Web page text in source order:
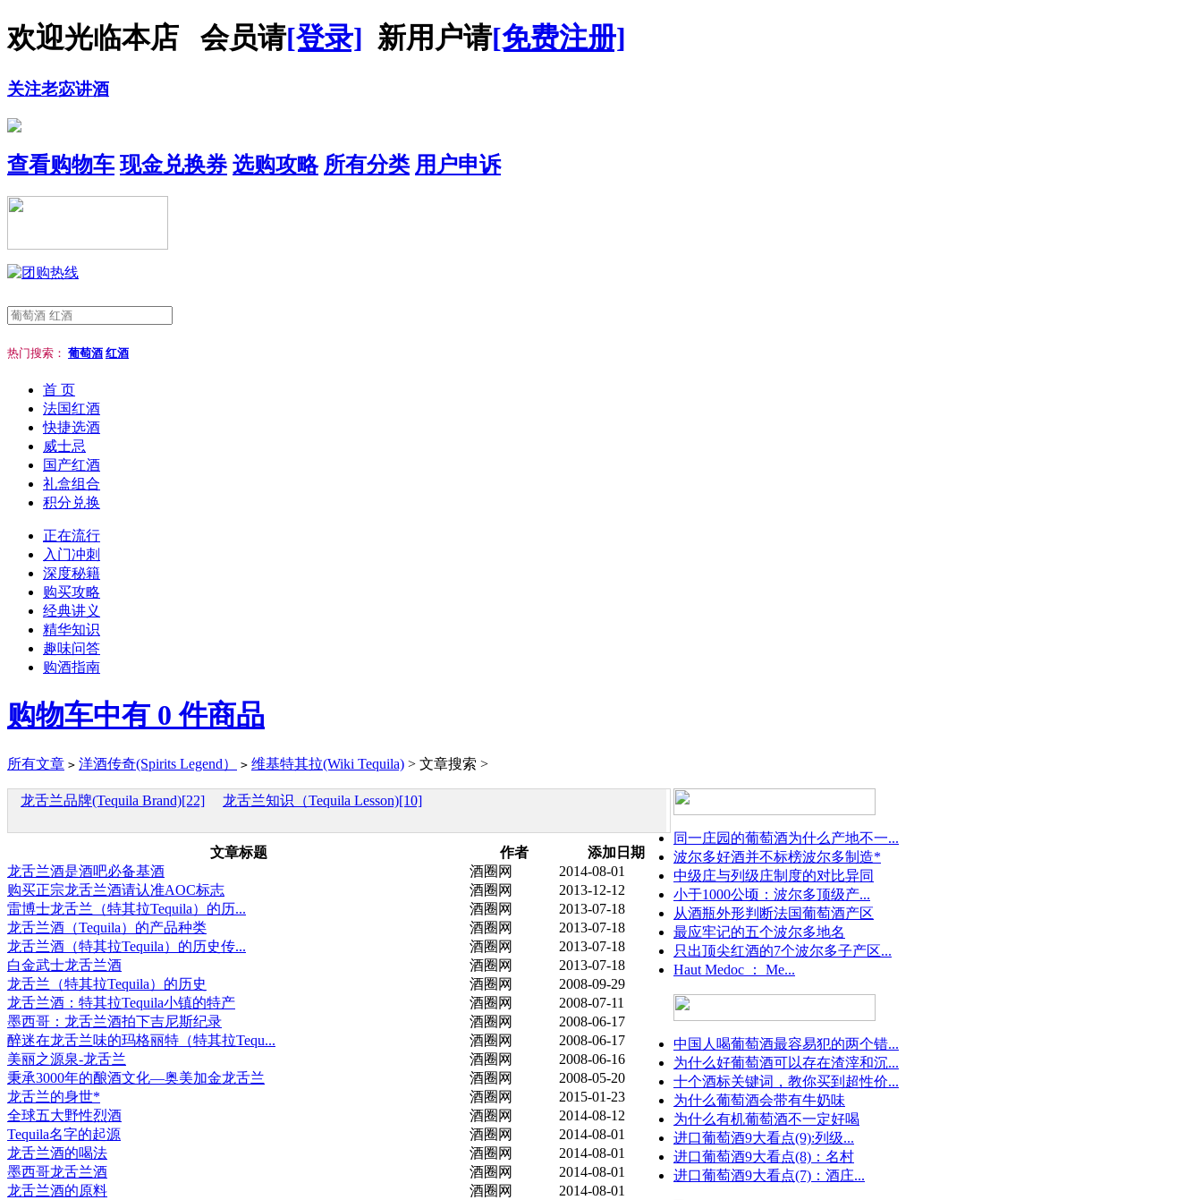
欢迎光临本店 会员请[登录] 新用户请[免费注册]
关注老宓讲酒
查看购物车 现金兑换券 选购攻略 所有分类 用户申诉
热门搜索： 葡萄酒 红酒
首 页
法国红酒
快捷选酒
威士忌
国产红酒
礼盒组合
积分兑换
正在流行
入门冲刺
深度秘籍
购买攻略
经典讲义
精华知识
趣味问答
购酒指南
购物车中有 0 件商品
所有文章 > 洋酒传奇(Spirits Legend） > 维基特其拉(Wiki Tequila) > 文章搜索 >
龙舌兰品牌(Tequila Brand)[22] 龙舌兰知识（Tequila Lesson)[10]
文章标题 作者
添加日期
龙舌兰酒是酒吧必备基酒
酒圈网
2014-08-01
购买正宗龙舌兰酒请认准AOC标志
酒圈网
2013-12-12
雷博士龙舌兰（特其拉Tequila）的历...
酒圈网
2013-07-18
龙舌兰酒（Tequila）的产品种类
酒圈网
2013-07-18
龙舌兰酒（特其拉Tequila）的历史传...
酒圈网
2013-07-18
白金武士龙舌兰酒
酒圈网
2013-07-18
龙舌兰（特其拉Tequila）的历史
酒圈网
2008-09-29
龙舌兰酒：特其拉Tequila小镇的特产
酒圈网
2008-07-11
墨西哥：龙舌兰酒拍下吉尼斯纪录
酒圈网
2008-06-17
醉迷在龙舌兰味的玛格丽特（特其拉Tequ...
酒圈网
2008-06-17
美丽之源泉-龙舌兰
酒圈网
2008-06-16
秉承3000年的酿酒文化—奥美加金龙舌兰
酒圈网
2008-05-20
龙舌兰的身世*
酒圈网
2015-01-23
全球五大野性烈酒
酒圈网
2014-08-12
Tequila名字的起源
酒圈网
2014-08-01
龙舌兰酒的喝法
酒圈网
2014-08-01
墨西哥龙舌兰酒
酒圈网
2014-08-01
龙舌兰酒的原料
酒圈网
2014-08-01
同一庄园的葡萄酒为什么产地不一...
波尔多好酒并不标榜波尔多制造*
中级庄与列级庄制度的对比异同
小于1000公顷：波尔多顶级产...
从酒瓶外形判断法国葡萄酒产区
最应牢记的五个波尔多地名
只出顶尖红酒的7个波尔多子产区...
Haut Medoc ： Me...
中国人喝葡萄酒最容易犯的两个错...
为什么好葡萄酒可以存在渣滓和沉...
十个酒标关键词，教你买到超性价...
为什么葡萄酒会带有牛奶味
为什么有机葡萄酒不一定好喝
进口葡萄酒9大看点(9):列级...
进口葡萄酒9大看点(8)：名村
进口葡萄酒9大看点(7)：酒庄...